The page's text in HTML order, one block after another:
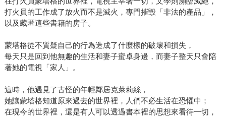
打火員的工作成了放火而不是滅火，專門摧毀「非法的產品」，
以及藏匿這些書籍的房子。
蒙塔格從不質疑自己的行為造成了什麼樣的破壞和損失，
每天只是回到他無趣的生活和妻子蜜卓身邊，而妻子整天只會陪
著她的電視「家人」。
這時，他遇見了古怪的年輕鄰居克萊莉絲，
她讓蒙塔格知道原來過去的世界裡，人們不必生活在恐懼中；
在現今的世界裡，還是有人可以透過書本裡的思想來看待一切，